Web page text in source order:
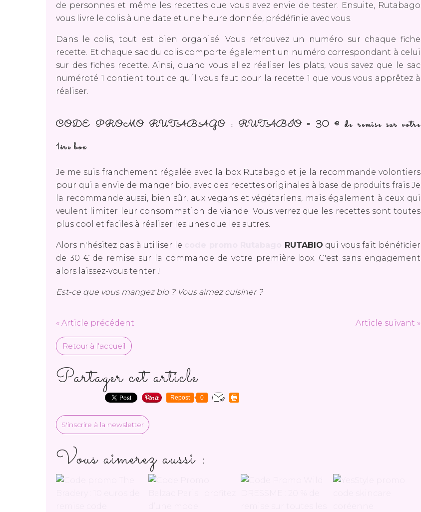
de personnes et même les recettes que vous avez envie de tester. Ensuite, Rutabago
vous livre le colis à une date et une heure donnée, prédéfinie avec vous.
Dans le colis, tout est bien organisé. Vous retrouvez un numéro sur chaque fiche
recette. Et chaque sac du colis comporte également un numéro correspondant à celui
sur des fiches recette. Ainsi, quand vous allez réaliser les plats, vous savez que le sac
numéroté 1 contient tout ce qu'il vous faut pour la recette 1 que vous vous apprêtez à
réaliser.
CODE PROMO RUTABAGO : RUTABIO = 30 € de remise sur votre
1ère box
Je me suis franchement régalée avec la box Rutabago et je la recommande volontiers
pour qui a envie de manger bio, avec des recettes originales à base de produits frais Je
la recommande aussi, bien sûr, aux vegans et végétariens, mais également à ceux qui
veulent limiter leur consommation de viande. Vous verrez que les recettes sont toutes
plus cool et faciles à réaliser les unes que les autres.
Alors n'hésitez pas à utiliser le RUTABIO qui vous fait bénéficier
de 30 € de remise sur la commande de votre première box. C'est sans engagement
alors laissez-vous tenter !
Est-ce que vous mangez bio ? Vous aimez cuisiner ?
« Article précédent Article suivant »
Retour à l'accueil
Partager cet article
Repost 0
S'inscrire à la newsletter
Vous aimerez aussi :